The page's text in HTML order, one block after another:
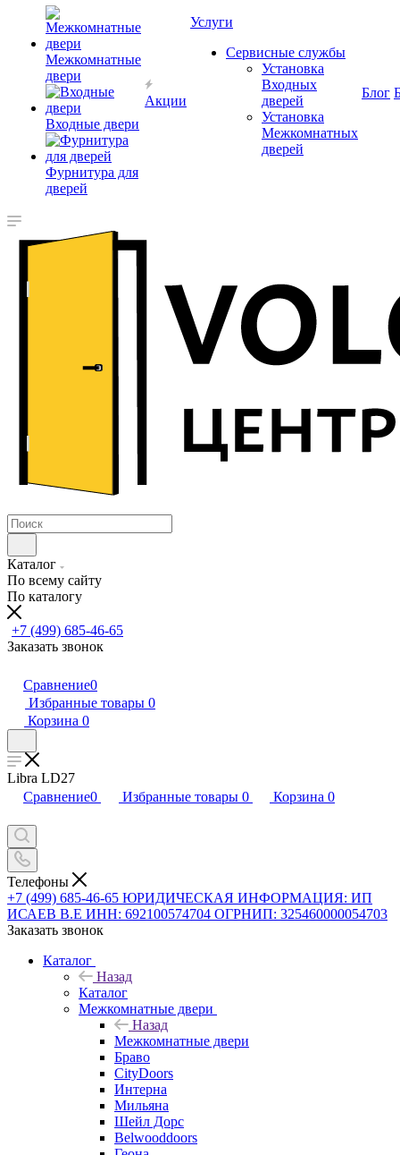
Межкомнатные
двери
Входные двери
Фурнитура для
дверей
Акции
Услуги
Сервисные службы
Установка
Входных
дверей
Установка
Межкомнатных
дверей
Блог
Каталог
По всему сайту
По каталогу
+7 (499) 685-46-65
Заказать звонок
Сравнение0
Избранные товары 0
Корзина 0
Libra LD27
Сравнение0 Избранные товары 0 Корзина 0
Телефоны
+7 (499) 685-46-65 ЮРИДИЧЕСКАЯ ИНФОРМАЦИЯ: ИП
ИСАЕВ В.Е ИНН: 692100574704 ОГРНИП: 325460000054703
Заказать звонок
Каталог
Назад
Каталог
Межкомнатные двери
Назад
Межкомнатные двери
Браво
CityDoors
Интерна
Мильяна
Шейл Дорс
Belwooddoors